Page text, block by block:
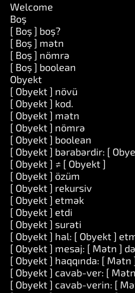
Welcome
Boş
[ Boş ] boş?
[ Boş ] mətn
[ Boş ] nömrə
[ Boş ] boolean
Obyekt
[ Obyekt ] növü
[ Obyekt ] kod.
[ Obyekt ] mətn
[ Obyekt ] nömrə
[ Obyekt ] boolean
[ Obyekt ] bərabərdir: [
[ Obyekt ] ≠ [ Obyekt ]
[ Obyekt ] özüm
[ Obyekt ] rekursiv
[ Obyekt ] etmək
[ Obyekt ] etdi
[ Obyekt ] surəti
[ Obyekt ] hal: [ Obyekt ]
[ Obyekt ] mesaj: [ Mətn ]
[ Obyekt ] haqqında: [ Mətn ]
[ Obyekt ] cavab-ver: [
[ Obyekt ] cavab-verin: [